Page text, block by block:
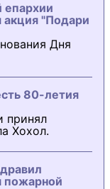
епархии
акция "Подари
Дня
80-летия
принял
Хохол.
пожарной